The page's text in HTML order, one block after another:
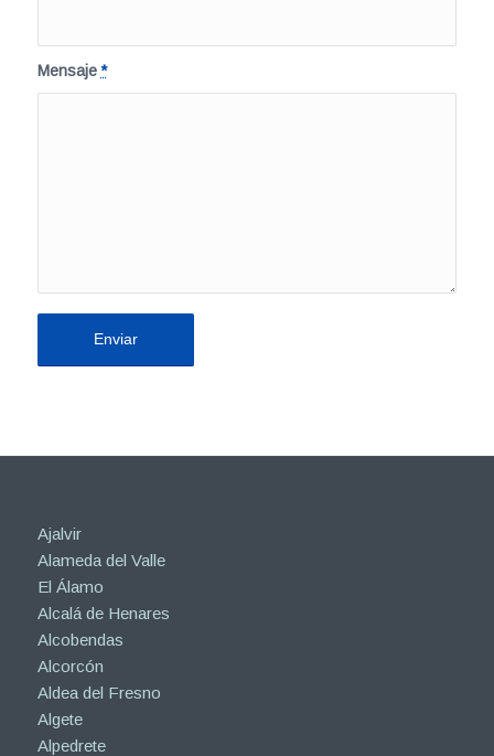
Mensaje*
Ajalvir
Alameda del Valle
El Álamo
Alcalá de Henares
Alcobendas
Alcorcón
Aldea del Fresno
Algete
Alpedrete